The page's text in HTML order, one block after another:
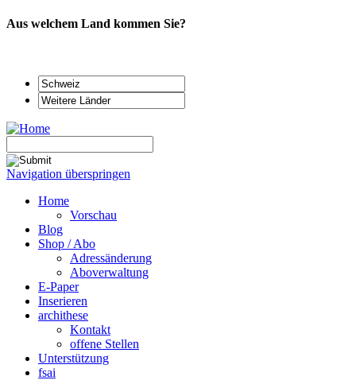
Aus welchem Land kommen Sie?
Navigation überspringen
Home
Vorschau
Blog
Shop / Abo
Adressänderung
Aboverwaltung
E-Paper
Inserieren
archithese
Kontakt
offene Stellen
Unterstützung
fsai